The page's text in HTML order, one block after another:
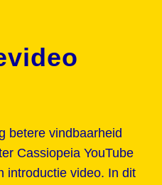
betere vindbaarheid
Cassiopeia YouTube
introductie video. In dit